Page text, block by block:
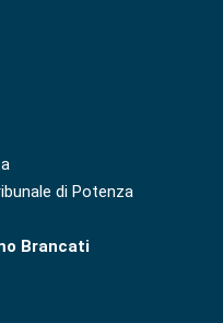
di Potenza
Brancati